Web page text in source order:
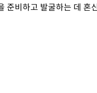
준비하고 발굴하는 데 혼